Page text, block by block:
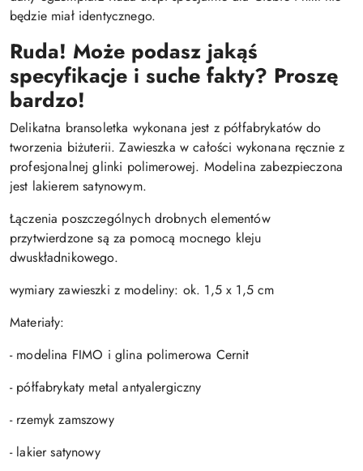
będzie miał identycznego.
Ruda! Może podasz jakąś
specyfikacje i suche fakty? Proszę
bardzo!
Delikatna bransoletka wykonana jest z półfabrykatów do
tworzenia biżuterii. Zawieszka w całości wykonana ręcznie z
profesjonalnej glinki polimerowej. Modelina zabezpieczona
jest lakierem satynowym.
Łączenia poszczególnych drobnych elementów
przytwierdzone są za pomocą mocnego kleju
dwuskładnikowego.
wymiary zawieszki z modeliny: ok. 1,5 x 1,5 cm
Materiały:
- modelina FIMO i glina polimerowa Cernit
- półfabrykaty metal antyalergiczny
- rzemyk zamszowy
- lakier satynowy